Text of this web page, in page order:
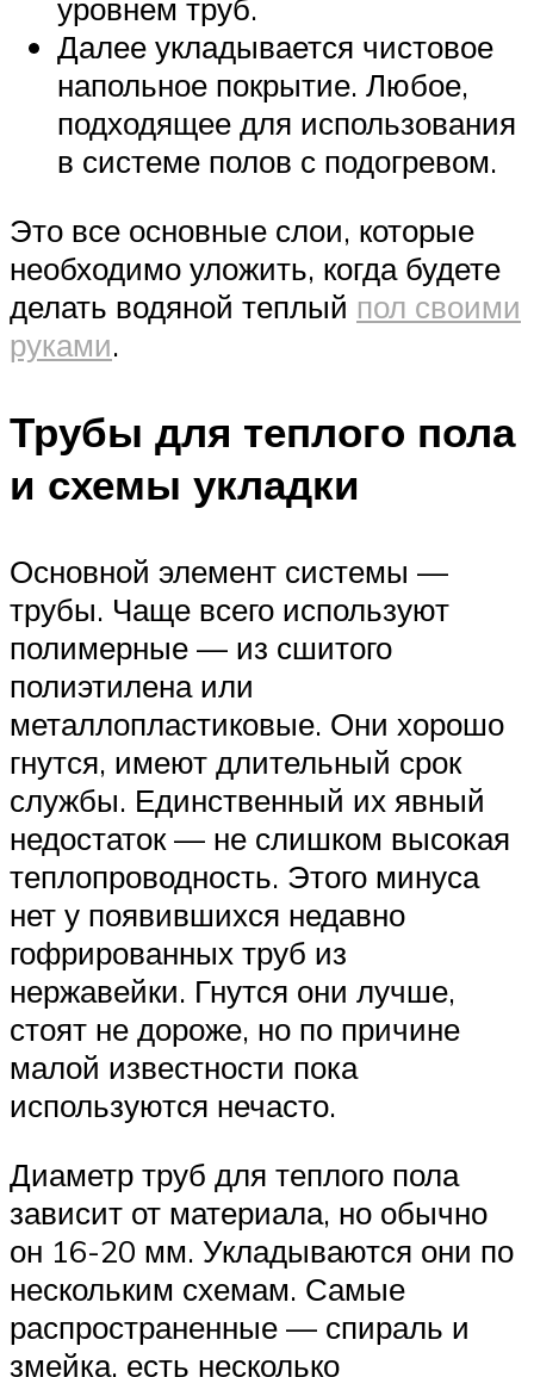
уровнем труб.
Далее укладывается чистовое
напольное покрытие. Любое,
подходящее для использования
в системе полов с подогревом.
Это все основные слои, которые
необходимо уложить, когда будете
делать водяной теплый пол своими
руками.
Трубы для теплого пола
и схемы укладки
Основной элемент системы —
трубы. Чаще всего используют
полимерные — из сшитого
полиэтилена или
металлопластиковые. Они хорошо
гнутся, имеют длительный срок
службы. Единственный их явный
недостаток — не слишком высокая
теплопроводность. Этого минуса
нет у появившихся недавно
гофрированных труб из
нержавейки. Гнутся они лучше,
стоят не дороже, но по причине
малой известности пока
используются нечасто.
Диаметр труб для теплого пола
зависит от материала, но обычно
он 16-20 мм. Укладываются они по
нескольким схемам. Самые
распространенные — спираль и
змейка, есть несколько